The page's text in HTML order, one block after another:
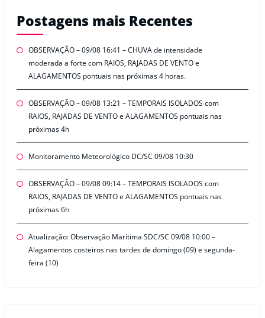
Postagens mais Recentes
OBSERVAÇÃO – 09/08 16:41 – CHUVA de intensidade
moderada a forte com RAIOS, RAJADAS DE VENTO e
ALAGAMENTOS pontuais nas próximas 4 horas.
OBSERVAÇÃO – 09/08 13:21 – TEMPORAIS ISOLADOS com
RAIOS, RAJADAS DE VENTO e ALAGAMENTOS pontuais nas
próximas 4h
Monitoramento Meteorológico DC/SC 09/08 10:30
OBSERVAÇÃO – 09/08 09:14 – TEMPORAIS ISOLADOS com
RAIOS, RAJADAS DE VENTO e ALAGAMENTOS pontuais nas
próximas 6h
Atualização: Observação Marítima SDC/SC 09/08 10:00 –
Alagamentos costeiros nas tardes de domingo (09) e segunda-
feira (10)